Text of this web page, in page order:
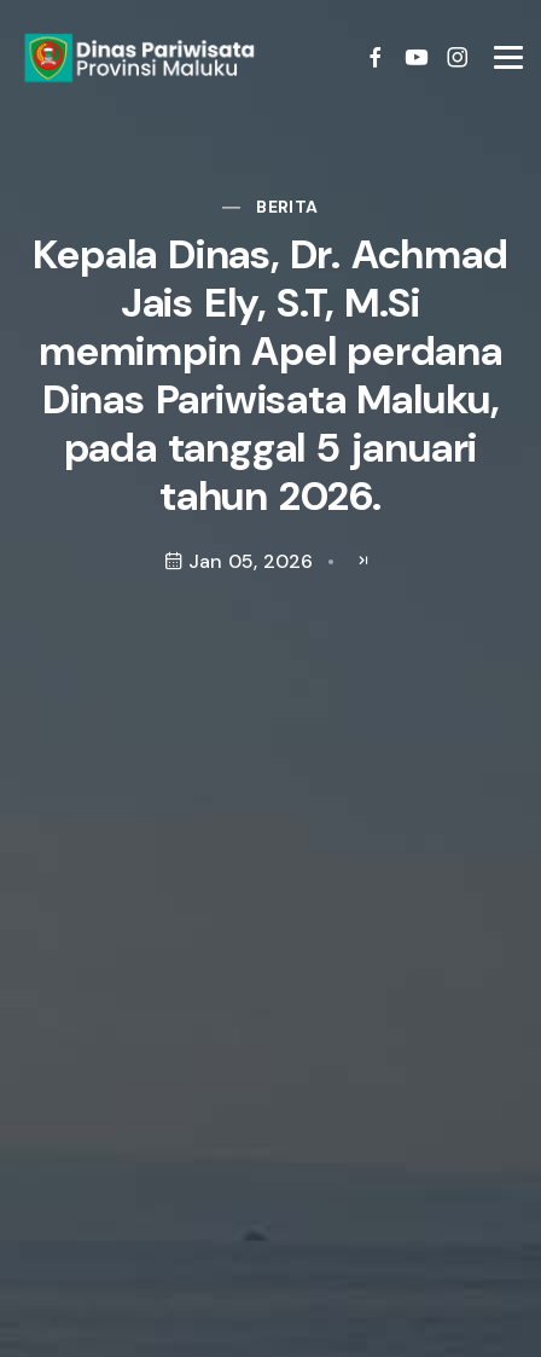
BERITA
Kepala Dinas, Dr. Achmad
Jais Ely, S.T, M.Si
memimpin Apel perdana
Dinas Pariwisata Maluku,
pada tanggal 5 januari
tahun 2026.
Jan 05, 2026